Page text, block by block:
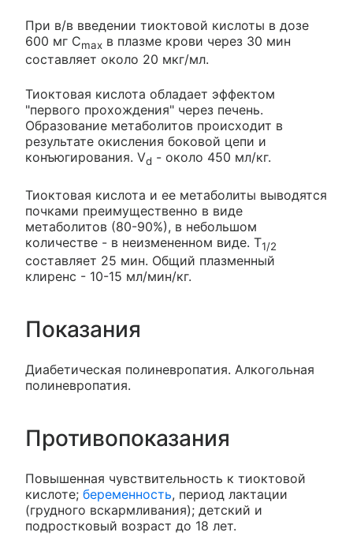
При в/в введении тиоктовой кислоты в дозе
600 мг Cmax в плазме крови через 30 мин
составляет около 20 мкг/мл.
Тиоктовая кислота обладает эффектом
"первого прохождения" через печень.
Образование метаболитов происходит в
результате окисления боковой цепи и
конъюгирования. Vd - около 450 мл/кг.
Тиоктовая кислота и ее метаболиты выводятся
почками преимущественно в виде
метаболитов (80-90%), в небольшом
количестве - в неизмененном виде. T1/2
составляет 25 мин. Общий плазменный
клиренс - 10-15 мл/мин/кг.
Показания
Диабетическая полиневропатия. Алкогольная
полиневропатия.
Противопоказания
Повышенная чувствительность к тиоктовой
кислоте; беременность, период лактации
(грудного вскармливания); детский и
подростковый возраст до 18 лет.